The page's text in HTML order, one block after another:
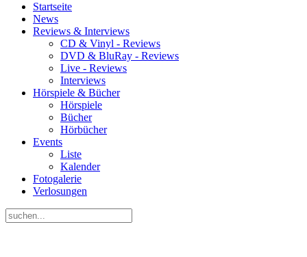
Startseite
News
Reviews & Interviews
CD & Vinyl - Reviews
DVD & BluRay - Reviews
Live - Reviews
Interviews
Hörspiele & Bücher
Hörspiele
Bücher
Hörbücher
Events
Liste
Kalender
Fotogalerie
Verlosungen